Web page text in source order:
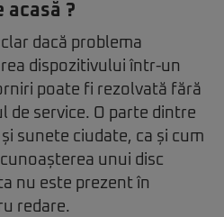
acasă ?
dacă problema
dispozitivului într-un
poate fi rezolvată fără
de service. O parte dintre
sunete ciudate, ca și cum
unui disc
nu este prezent în
redare.